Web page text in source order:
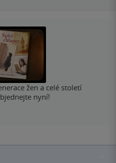
žen a celé století
nyní!